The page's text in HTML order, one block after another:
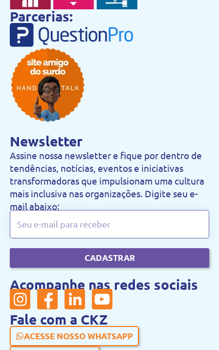
Parcerias:
Newsletter
Assine nossa newsletter e fique por dentro de
tendências, notícias, eventos e iniciativas
transformadoras que impulsionam uma cultura
mais inclusiva nas organizações. Digite seu e-
mail abaixo:
CADASTRAR
Acompanhe nas redes sociais
Fale com a CKZ
ACESSE NOSSO WHATSAPP